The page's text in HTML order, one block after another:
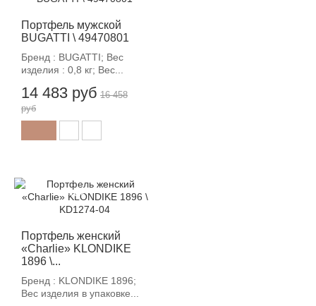
Портфель мужской
BUGATTI \ 49470801
Бренд : BUGATTI; Вес
изделия : 0,8 кг; Вес...
14 483 руб 16 458
руб
Портфель женский
«Charlie» KLONDIKE
1896 \...
Бренд : KLONDIKE 1896;
Вес изделия в упаковке...
-12%